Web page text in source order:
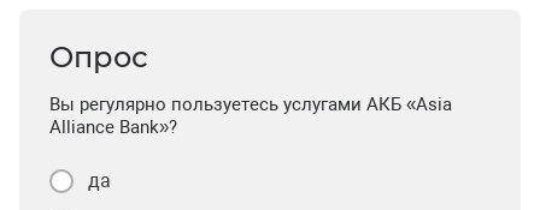
Опрос
Вы регулярно пользуетесь услугами АКБ «Asia
Alliance Bank»?
да